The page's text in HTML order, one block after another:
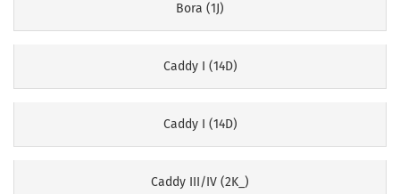
Bora (1J)
Caddy I (14D)
Caddy I (14D)
Caddy III/IV (2K_)